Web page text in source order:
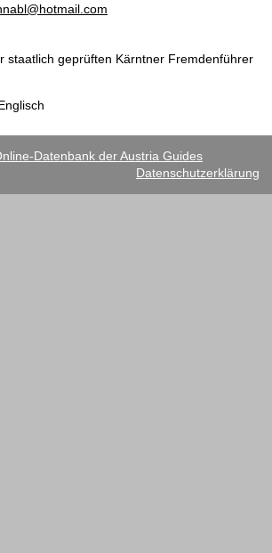
staatlich geprüften Kärntner Fremdenführer
Datenbank der Austria Guides
Datenschutzerklärung